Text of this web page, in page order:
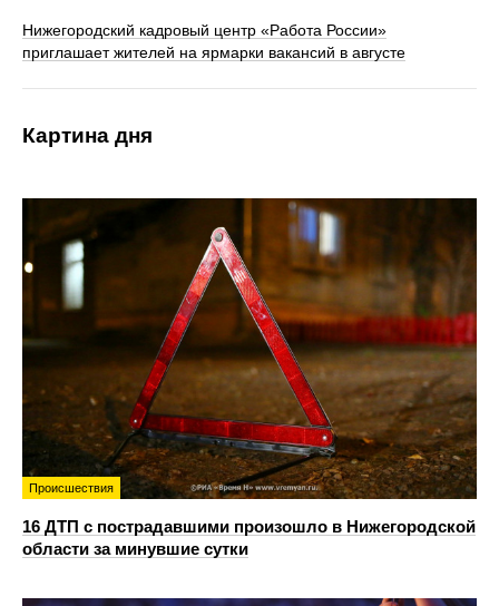
Нижегородский кадровый центр «Работа России»
приглашает жителей на ярмарки вакансий в августе
Картина дня
Происшествия
16 ДТП с пострадавшими произошло в Нижегородской
области за минувшие сутки